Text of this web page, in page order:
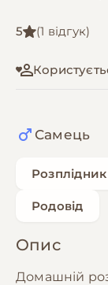
5 (1 відгук)
Самець
Розплідник
Родовід
Опис
Домашній